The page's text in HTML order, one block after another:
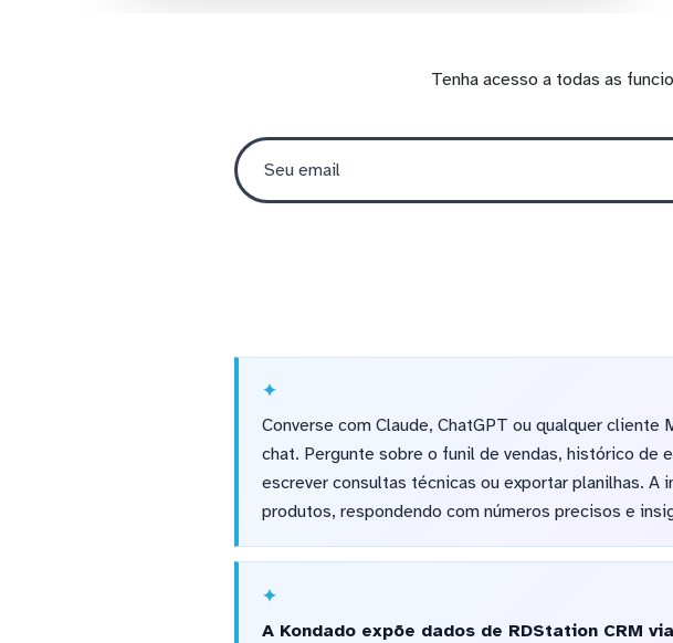
Tenha acesso a todas as
Converse com Claude, ChatGPT ou qualquer cliente
chat. Pergunte sobre o funil de vendas, histórico de
escrever consultas técnicas ou exportar planilhas.
produtos, respondendo com números precisos e
A Kondado expõe dados de RDStation CRM